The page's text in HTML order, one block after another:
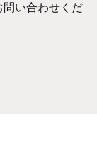
問い合わせくだ